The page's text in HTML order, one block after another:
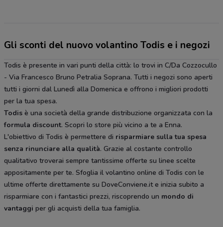
Gli sconti del nuovo volantino Todis e i negozi
Todis è presente in vari punti della città: lo trovi in C/Da Cozzocullo
- Via Francesco Bruno Petralia Soprana. Tutti i negozi sono aperti
tutti i giorni dal Lunedì alla Domenica e offrono i migliori prodotti
per la tua spesa.
Todis è una società della grande distribuzione organizzata con la
formula discount. Scopri lo store più vicino a te a Enna.
L'obiettivo di Todis è permettere di risparmiare sulla tua spesa
senza rinunciare alla qualità. Grazie al costante controllo
qualitativo troverai sempre tantissime offerte su linee scelte
appositamente per te. Sfoglia il volantino online di Todis con le
ultime offerte direttamente su DoveConviene.it e inizia subito a
risparmiare con i fantastici prezzi, riscoprendo un mondo di
vantaggi per gli acquisti della tua famiglia.